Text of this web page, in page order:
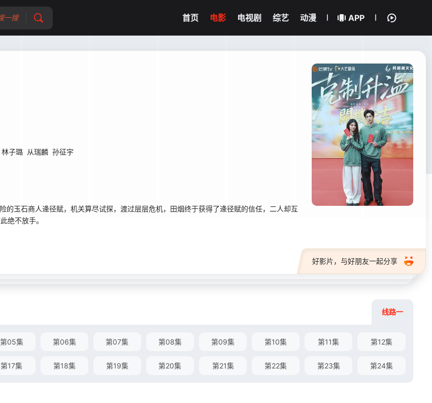
一搜 首页 电影 电视剧 综艺 动漫 APP
林子璐 从瑞麟 孙征宇
的玉石商人逄径赋，机关算尽试探，渡过层层危机，田烟终于获得了逄径赋的信任，二人却互
绝不放手。
好影片，与好朋友一起分享
线路一
第05集 第06集 第07集 第08集 第09集 第10集 第11集 第12集
第17集 第18集 第19集 第20集 第21集 第22集 第23集 第24集